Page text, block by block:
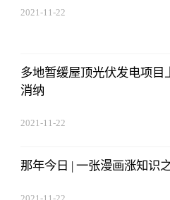
2021-11-22
多地暂缓屋顶光伏发电项目
消纳
2021-11-22
那年今日 | 一张漫画涨知识